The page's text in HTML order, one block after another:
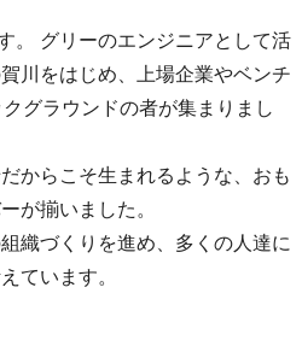
。 グリーのエンジニアとして活
川をはじめ、上場企業やベンチ
グラウンドの者が集まりまし
からこそ生まれるような、おも
が揃いました。
織づくりを進め、多くの人達に
ています。